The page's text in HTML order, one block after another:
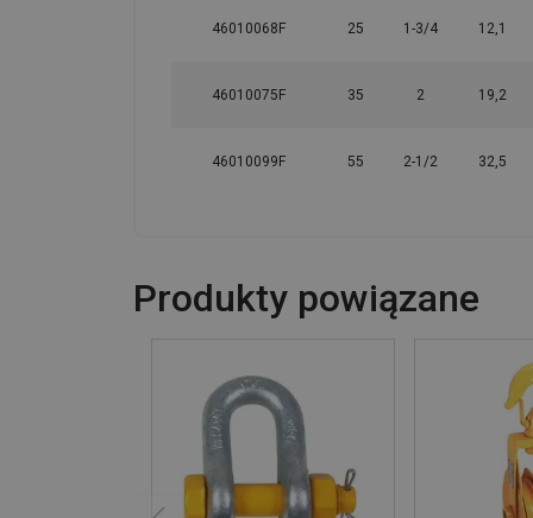
46010068F 25 1-3/4 12,1
46010075F 35 2 19,2
46010099F 55 2-1/2 32,5
Produkty powiązane